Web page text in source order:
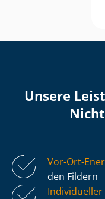
Unsere
Vor-Ort-
den Fildern